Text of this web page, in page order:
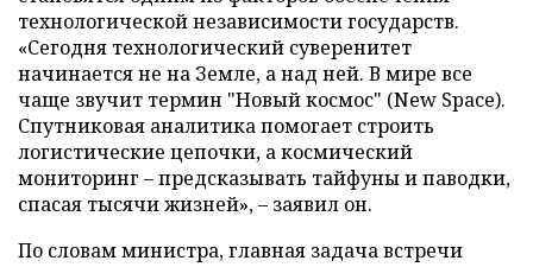
технологической независимости государств.
«Сегодня технологический суверенитет
начинается не на Земле, а над ней. В мире все
чаще звучит термин "Новый космос" (New Space).
Спутниковая аналитика помогает строить
логистические цепочки, а космический
мониторинг – предсказывать тайфуны и паводки,
спасая тысячи жизней», – заявил он.
По словам министра, главная задача встречи